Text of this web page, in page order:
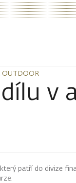
OUTDOOR
OUTDOOR
patří do divize